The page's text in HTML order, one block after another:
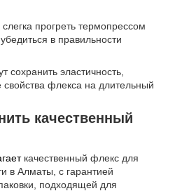
прогреть термопрессом
в правильности
сохранить эластичность,
свойства флекса на длительный
качественный
качественный флекс для
в Алматы, с гарантией
подходящей для